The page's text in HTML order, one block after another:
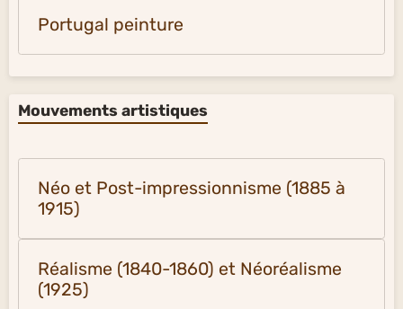
Portugal peinture
Mouvements artistiques
Néo et Post-impressionnisme (1885 à
1915)
Réalisme (1840-1860) et Néoréalisme
(1925)